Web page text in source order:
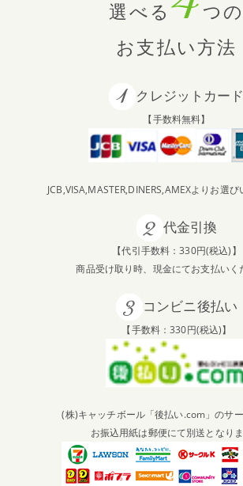
選べる
つの
お支払い方法
クレジットカード
【手数料無料】
JCB,VISA,MASTER,DINERS,AMEXよりお選び
代金引換
【代引手数料：330円(税込)】
商品受け取り時、現金にてお支払いく
コンビニ後払い
【手数料：330円(税込)】
(株)キャッチボール「後払い.com」のサー
お振込用紙は郵便にて別送となりま